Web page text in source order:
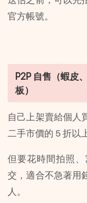
官方帳號。
P2P 自售（蝦皮
板）
自己上架賣給個人
二手市價的 5 折以
但要花時間拍照
交，適合不急著用
人。